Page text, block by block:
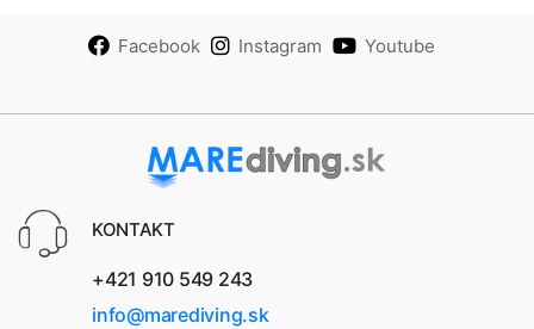
Facebook Instagram Youtube
KONTAKT
+421 910 549 243
info@marediving.sk